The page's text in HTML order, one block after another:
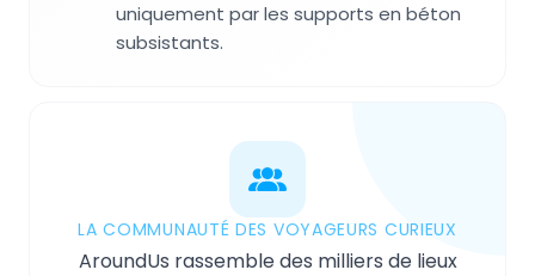
uniquement par les supports en béton
subsistants.
LA COMMUNAUTÉ DES VOYAGEURS CURIEUX
AroundUs rassemble des milliers de lieux